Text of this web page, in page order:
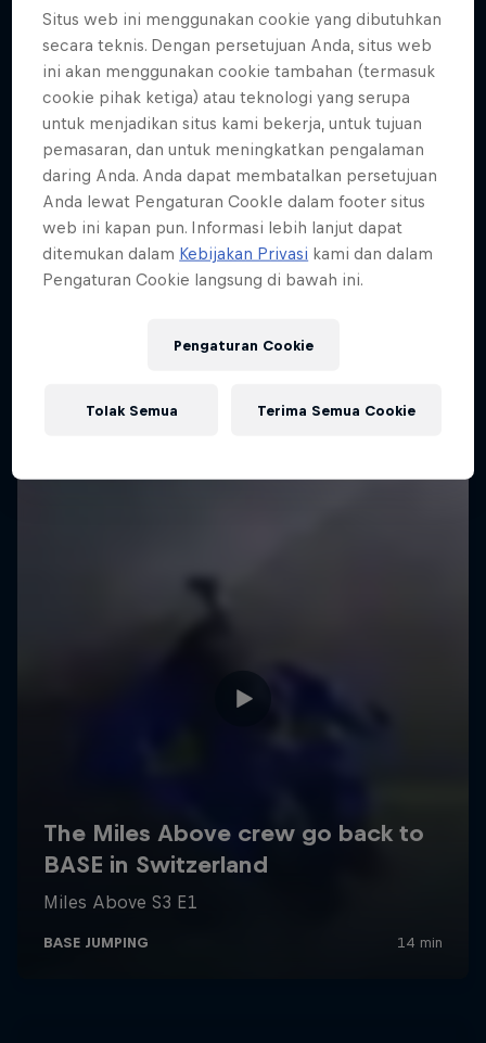
Situs web ini menggunakan cookie yang dibutuhkan
secara teknis. Dengan persetujuan Anda, situs web
ini akan menggunakan cookie tambahan (termasuk
cookie pihak ketiga) atau teknologi yang serupa
untuk menjadikan situs kami bekerja, untuk tujuan
pemasaran, dan untuk meningkatkan pengalaman
daring Anda. Anda dapat membatalkan persetujuan
Anda lewat Pengaturan CookIe dalam footer situs
web ini kapan pun. Informasi lebih lanjut dapat
ditemukan dalam Kebijakan Privasi kami dan dalam
Pengaturan Cookie langsung di bawah ini.
Pengaturan Cookie
Tolak Semua Terima Semua Cookie